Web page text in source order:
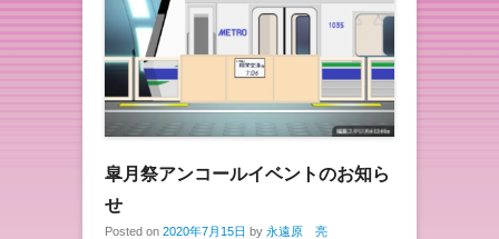
皐月祭アンコールイベントのお知ら
せ
Posted on 2020年7月15日 by 永遠原 亮